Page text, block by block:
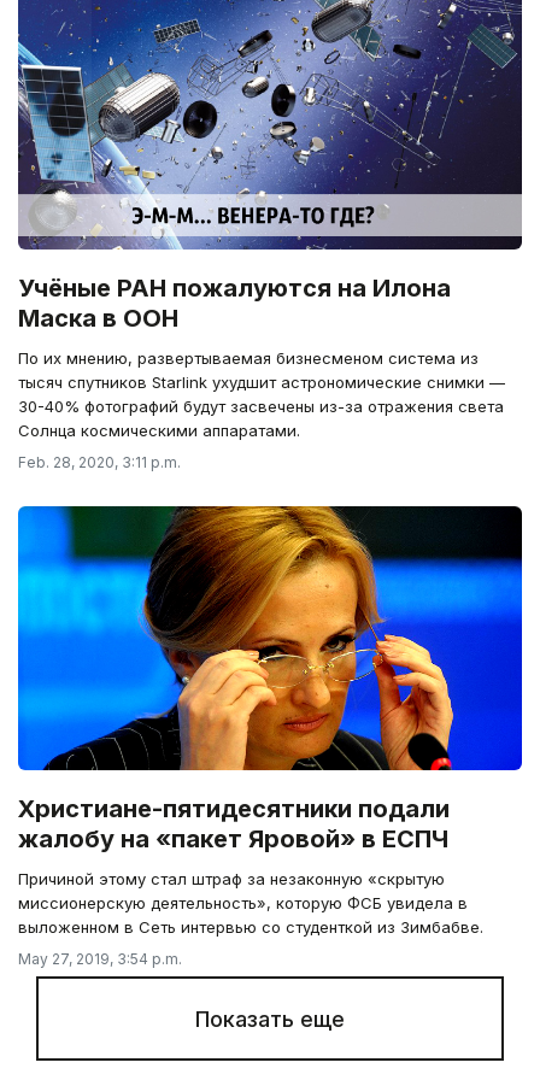
Учёные РАН пожалуются на Илона
Маска в ООН
По их мнению, развертываемая бизнесменом система из
тысяч спутников Starlink ухудшит астрономические снимки —
30-40% фотографий будут засвечены из-за отражения света
Солнца космическими аппаратами.
Feb. 28, 2020, 3:11 p.m.
Христиане-пятидесятники подали
жалобу на «пакет Яровой» в ЕСПЧ
Причиной этому стал штраф за незаконную «скрытую
миссионерскую деятельность», которую ФСБ увидела в
выложенном в Сеть интервью со студенткой из Зимбабве.
May 27, 2019, 3:54 p.m.
Показать еще